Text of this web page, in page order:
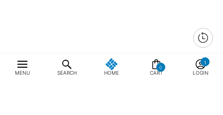
MENU SEARCH HOME
0
CART LOGIN